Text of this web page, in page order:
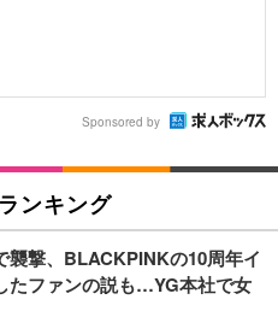
Sponsored by
ンキング
襲撃、BLACKPINKの10周年イ
たファンの説も…YG本社で女